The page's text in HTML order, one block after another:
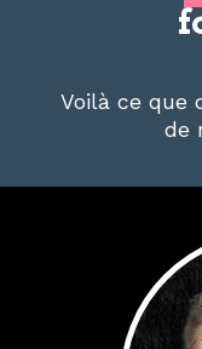
Voilà ce que
de